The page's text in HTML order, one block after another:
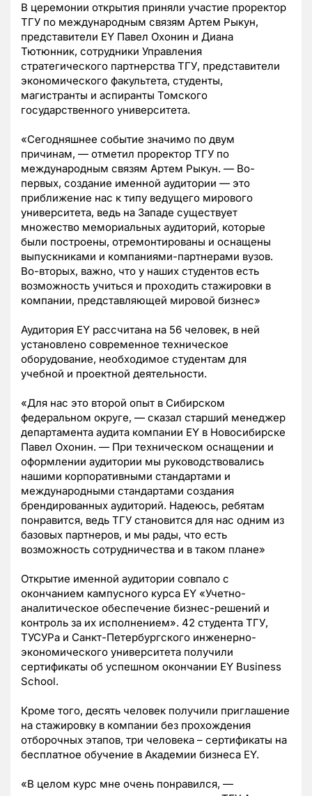
В церемонии открытия приняли участие проректор
ТГУ по международным связям Артем Рыкун,
представители EY Павел Охонин и Диана
Тютюнник, сотрудники Управления
стратегического партнерства ТГУ, представители
экономического факультета, студенты,
магистранты и аспиранты Томского
государственного университета.
«Сегодняшнее событие значимо по двум
причинам, — отметил проректор ТГУ по
международным связям Артем Рыкун. — Во-
первых, создание именной аудитории — это
приближение нас к типу ведущего мирового
университета, ведь на Западе существует
множество мемориальных аудиторий, которые
были построены, отремонтированы и оснащены
выпускниками и компаниями-партнерами вузов.
Во-вторых, важно, что у наших студентов есть
возможность учиться и проходить стажировки в
компании, представляющей мировой бизнес»
Аудитория EY рассчитана на 56 человек, в ней
установлено современное техническое
оборудование, необходимое студентам для
учебной и проектной деятельности.
«Для нас это второй опыт в Сибирском
федеральном округе, — сказал старший менеджер
департамента аудита компании EY в Новосибирске
Павел Охонин. — При техническом оснащении и
оформлении аудитории мы руководствовались
нашими корпоративными стандартами и
международными стандартами создания
брендированных аудиторий. Надеюсь, ребятам
понравится, ведь ТГУ становится для нас одним из
базовых партнеров, и мы рады, что есть
возможность сотрудничества и в таком плане»
Открытие именной аудитории совпало с
окончанием кампусного курса EY «Учетно-
аналитическое обеспечение бизнес-решений и
контроль за их исполнением». 42 студента ТГУ,
ТУСУРа и Санкт-Петербургского инженерно-
экономического университета получили
сертификаты об успешном окончании EY Business
School.
Кроме того, десять человек получили приглашение
на стажировку в компании без прохождения
отборочных этапов, три человека – сертификаты на
бесплатное обучение в Академии бизнеса EY.
«В целом курс мне очень понравился, —